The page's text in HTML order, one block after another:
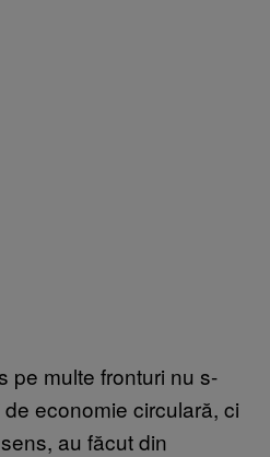
pe multe fronturi nu s-
economie circulară, ci
au făcut din